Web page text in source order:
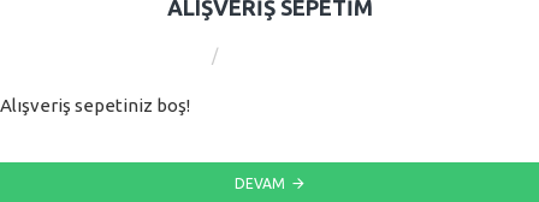
ALIŞVERIŞ SEPETIM
Alışveriş sepetiniz boş!
DEVAM